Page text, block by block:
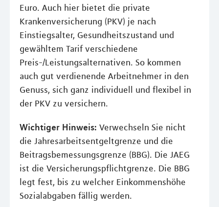
Euro. Auch hier bietet die private
Krankenversicherung (PKV) je nach
Einstiegsalter, Gesundheitszustand und
gewähltem Tarif verschiedene
Preis-/Leistungsalternativen. So kommen
auch gut verdienende Arbeitnehmer in den
Genuss, sich ganz individuell und flexibel in
der PKV zu versichern.
Wichtiger Hinweis: Verwechseln Sie nicht
die Jahresarbeitsentgeltgrenze und die
Beitragsbemessungsgrenze (BBG). Die JAEG
ist die Versicherungspflichtgrenze. Die BBG
legt fest, bis zu welcher Einkommenshöhe
Sozialabgaben fällig werden.